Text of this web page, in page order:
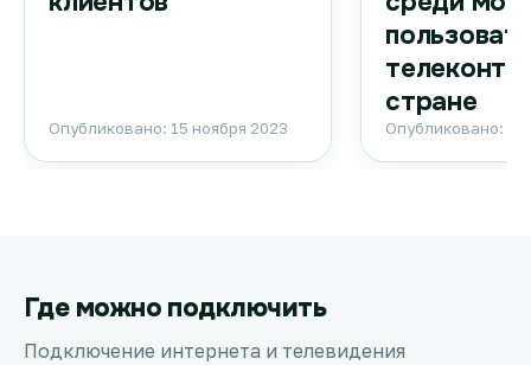
Опубликовано: 15 ноября 2023
стране
Опубликовано: 15
Где можно подключить
Подключение интернета и телевидения